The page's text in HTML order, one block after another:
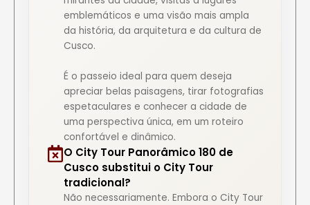
emblemáticos e uma visão mais ampla
da história, da arquitetura e da cultura de
Cusco.
É o passeio ideal para quem deseja
apreciar belas paisagens, tirar fotografias
espetaculares e conhecer a cidade de
uma perspectiva única, em um roteiro
confortável e dinâmico.
O City Tour Panorâmico 180 de
Cusco substitui o City Tour
tradicional?
Não necessariamente. Embora o City Tour